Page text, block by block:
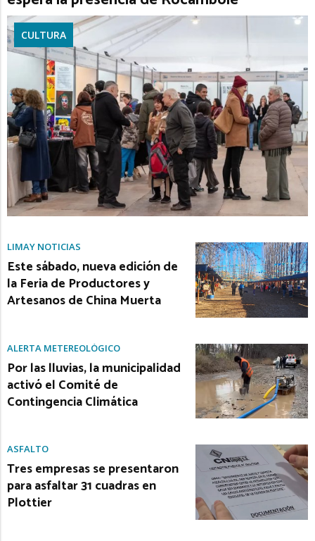
CULTURA
LIMAY NOTICIAS
Este sábado, nueva edición de
la Feria de Productores y
Artesanos de China Muerta
ALERTA METEREOLÓGICO
Por las lluvias, la municipalidad
activó el Comité de
Contingencia Climática
ASFALTO
Tres empresas se presentaron
para asfaltar 31 cuadras en
Plottier